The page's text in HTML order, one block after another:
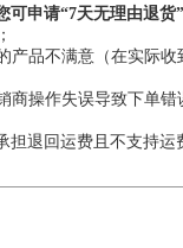
可申请“7天无理由退货”
产品不满意（在实际
商操作失误导致下单错
担退回运费且不支持